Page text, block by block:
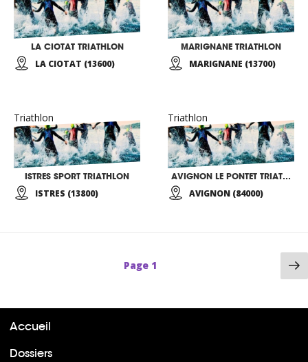
LA CIOTAT TRIATHLON
LA CIOTAT (13600)
MARIGNANE TRIATHLON
MARIGNANE (13700)
Triathlon
ISTRES SPORT TRIATHLON
ISTRES (13800)
Triathlon
AVIGNON LE PONTET TRIATHLON
AVIGNON (84000)
Page 1
Accueil
Dossiers